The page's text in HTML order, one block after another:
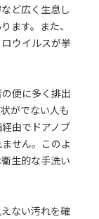
ど広く生息し
ます。また、
ウイルスが挙
便に多く排出
がでない人も
由でドアノブ
せん。このよ
生的な手洗い
ない汚れを確